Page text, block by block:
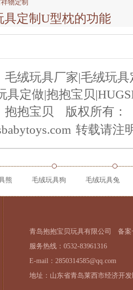
物定制
具定制U型枕的功能
毛绒玩具厂家|毛绒玩
具定做|抱抱宝贝
抱抱宝贝
版权所有：
转载请注
熊 毛绒玩具狗 毛绒玩具兔
青岛抱抱宝贝玩具有限公司
备案
服务热线：0532-83961316
E-mail：2850314585@qq.com
地址：山东省青岛莱西市经济开